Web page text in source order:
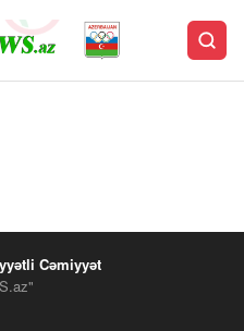
Cəmiyyət